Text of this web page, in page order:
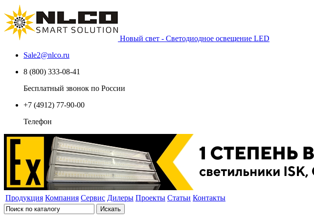
Новый свет - Светодиодное освещение LED
Sale2@nlco.ru
8 (800) 333-08-41
Бесплатный звонок по России
+7 (4912) 77-90-00
Телефон
Продукция Компания Сервис Дилеры Проекты Статьи Контакты